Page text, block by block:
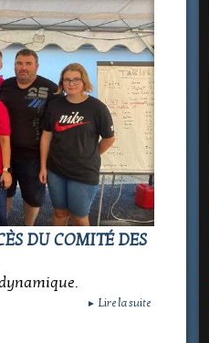
DU COMITÉ DES
► Lire la suite